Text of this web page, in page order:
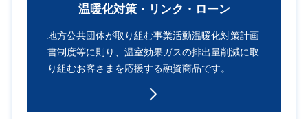
温暖化対策・ リンク・ローン
地方公共団体が取り組む事業活動温暖化対策計画
書制度等に則り、温室効果ガスの排出量削減に取
り組むお客さまを応援する融資商品です。